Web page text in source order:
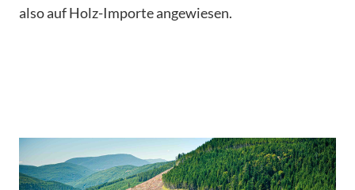
also auf Holz-Importe angewiesen.